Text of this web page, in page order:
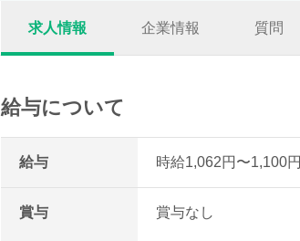
求人情報 企業情報 質問
給与について
給与 時給1,062円〜1,100円
賞与 賞与なし